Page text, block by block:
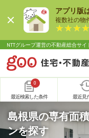
アプリ版
複数社の物
NTTグループ運営の不動産総合サイ
0
最近検索した条件 最近見
島根県の専有面
ンを探す